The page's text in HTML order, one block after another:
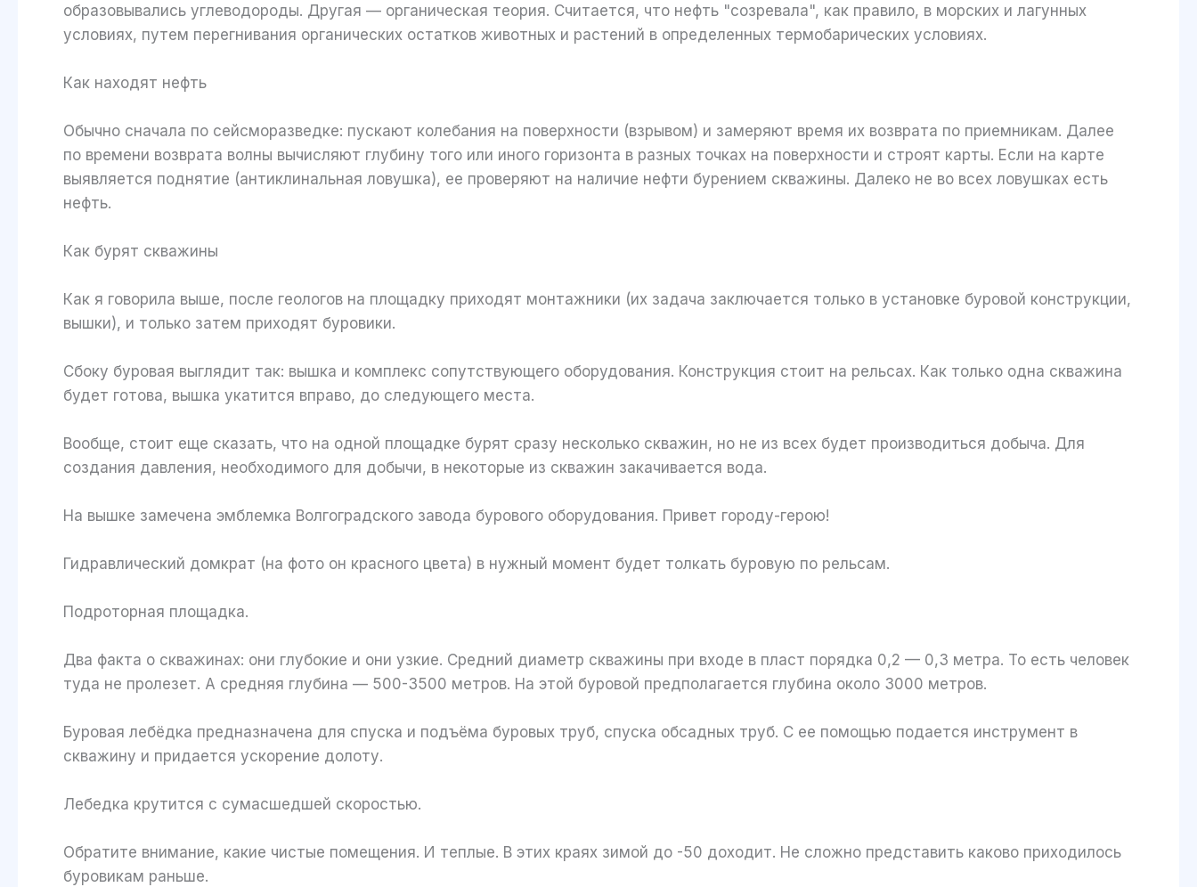
образовывались углеводороды. Другая — органическая теория. Считается, что нефть "созревала", как правило, в морских и лагунных
условиях, путем перегнивания органических остатков животных и растений в определенных термобарических условиях.
Как находят нефть
Обычно сначала по сейсморазведке: пускают колебания на поверхности (взрывом) и замеряют время их возврата по приемникам. Далее
по времени возврата волны вычисляют глубину того или иного горизонта в разных точках на поверхности и строят карты. Если на карте
выявляется поднятие (антиклинальная ловушка), ее проверяют на наличие нефти бурением скважины. Далеко не во всех ловушках есть
нефть.
Как бурят скважины
Как я говорила выше, после геологов на площадку приходят монтажники (их задача заключается только в установке буровой конструкции,
вышки), и только затем приходят буровики.
Сбоку буровая выглядит так: вышка и комплекс сопутствующего оборудования. Конструкция стоит на рельсах. Как только одна скважина
будет готова, вышка укатится вправо, до следующего места.
Вообще, стоит еще сказать, что на одной площадке бурят сразу несколько скважин, но не из всех будет производиться добыча. Для
создания давления, необходимого для добычи, в некоторые из скважин закачивается вода.
На вышке замечена эмблемка Волгоградского завода бурового оборудования. Привет городу-герою!
Гидравлический домкрат (на фото он красного цвета) в нужный момент будет толкать буровую по рельсам.
Подроторная площадка.
Два факта о скважинах: они глубокие и они узкие. Средний диаметр скважины при входе в пласт порядка 0,2 — 0,3 метра. То есть человек
туда не пролезет. А средняя глубина — 500-3500 метров. На этой буровой предполагается глубина около 3000 метров.
Буровая лебёдка предназначена для спуска и подъёма буровых труб, спуска обсадных труб. С ее помощью подается инструмент в
скважину и придается ускорение долоту.
Лебедка крутится с сумасшедшей скоростью.
Обратите внимание, какие чистые помещения. И теплые. В этих краях зимой до -50 доходит. Не сложно представить каково приходилось
буровикам раньше.